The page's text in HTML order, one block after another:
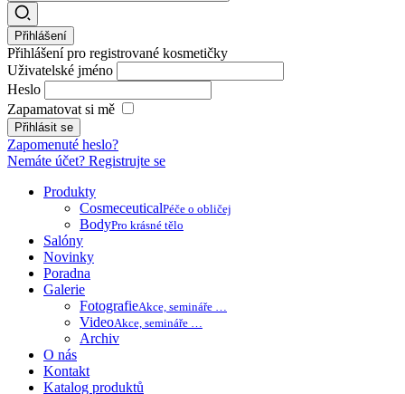
Přihlášení
Přihlášení pro registrované kosmetičky
Uživatelské jméno
Heslo
Zapamatovat si mě
Zapomenuté heslo?
Nemáte účet? Registrujte se
Produkty
CosmeceuticalPéče o obličej
BodyPro krásné tělo
Salóny
Novinky
Poradna
Galerie
FotografieAkce, semináře …
VideoAkce, semináře …
Archiv
O nás
Kontakt
Katalog produktů